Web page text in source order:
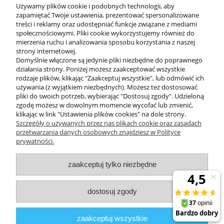
KONTAKT
DODATKOWE
MOJE KONTO
INFORMACJE
// ul. Przemysłowa 11a, 75-216 Koszalin // NIP669-050-03-43
Używamy plików cookie i podobnych technologii, aby
zapamiętać Twoje ustawienia, prezentować spersonalizowane
treści i reklamy oraz udostępniać funkcje związane z mediami
społecznościowymi. Pliki cookie wykorzystujemy również do
mierzenia ruchu i analizowania sposobu korzystania z naszej
strony internetowej.
Domyślnie włączone są jedynie pliki niezbędne do poprawnego
działania strony. Poniżej możesz zaakceptować wszystkie
rodzaje plików, klikając "Zaakceptuj wszystkie", lub odmówić ich
używania (z wyjątkiem niezbędnych). Możesz też dostosować
pliki do swoich potrzeb, wybierając "Dostosuj zgody". Udzieloną
zgodę możesz w dowolnym momencie wycofać lub zmienić,
klikając w link "Ustawienia plików cookies" na dole strony.
Szczegóły o używanych przez nas plikach cookie oraz zasadach
przetwarzania danych osobowych znajdziesz w Polityce
prywatności.
zaakceptuj tylko niezbędne
dostosuj zgody
zaakceptuj wszystkie